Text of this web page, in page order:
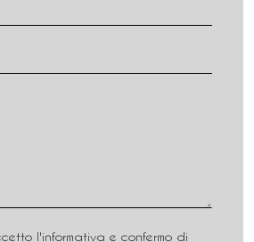
l'informativa e confermo di